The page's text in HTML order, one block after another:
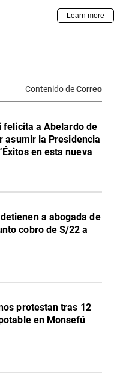
Contenido deCorreo
felicita a Abelardo de
asumir la Presidencia
en esta nueva
a abogada de
cobro de S/22 a
protestan tras 12
en Monsefú